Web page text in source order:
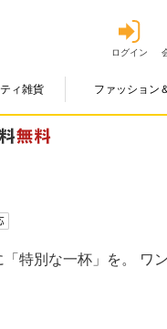
ログイン
ィ雑貨 ファッション
「特別な一杯」を。 ワ